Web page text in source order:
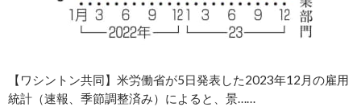
【ワシントン共同】米労働省が5日発表した2023年12月の雇用
統計（速報、季節調整済み）によると、景……